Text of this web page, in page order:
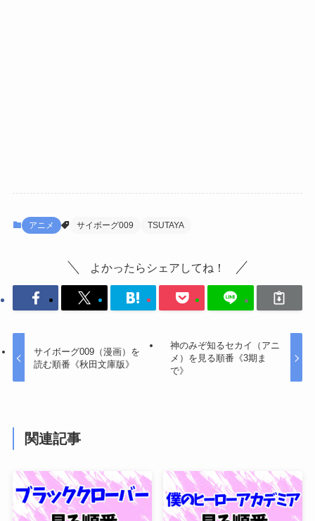
アニメ サイボーグ009 TSUTAYA
よかったらシェアしてね！
サイボーグ009（漫画）を
読む順番《秋田文庫版》
神のみぞ知るセカイ（アニ
メ）を見る順番《3期ま
で》
関連記事